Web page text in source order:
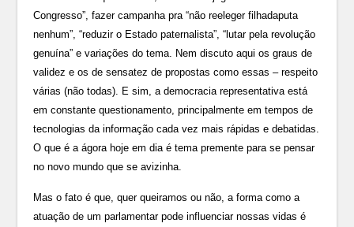
Congresso”, fazer campanha pra “não reeleger filhadaputa
nenhum”, “reduzir o Estado paternalista”, “lutar pela revolução
genuína” e variações do tema. Nem discuto aqui os graus de
validez e os de sensatez de propostas como essas – respeito
várias (não todas). E sim, a democracia representativa está
em constante questionamento, principalmente em tempos de
tecnologias da informação cada vez mais rápidas e debatidas.
O que é a ágora hoje em dia é tema premente para se pensar
no novo mundo que se avizinha.
Mas o fato é que, quer queiramos ou não, a forma como a
atuação de um parlamentar pode influenciar nossas vidas é